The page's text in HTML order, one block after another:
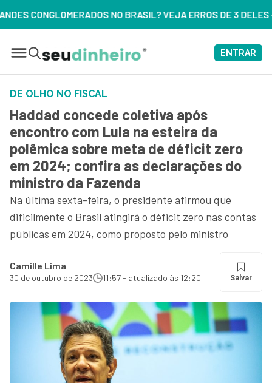
VEJA ERROS DE 3 DELES – ASSISTA AGORA
ENTRAR
DE OLHO NO FISCAL
Haddad concede coletiva após
encontro com Lula na esteira da
polêmica sobre meta de déficit zero
em 2024; confira as declarações do
ministro da Fazenda
Na última sexta-feira, o presidente afirmou que
dificilmente o Brasil atingirá o déficit zero nas contas
públicas em 2024, como proposto pelo ministro
Camille Lima
30 de outubro de 2023 11:57 - atualizado às 12:20 Salvar